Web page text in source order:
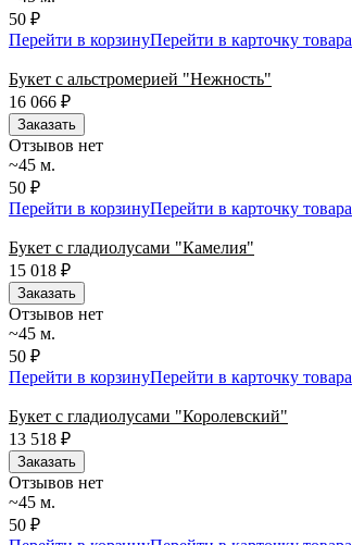
50 ₽
Перейти в корзинуПерейти в карточку товара
Букет с альстромерией "Нежность"
16 066 ₽
Заказать
Отзывов нет
~45 м.
50 ₽
Перейти в корзинуПерейти в карточку товара
Букет с гладиолусами "Камелия"
15 018 ₽
Заказать
Отзывов нет
~45 м.
50 ₽
Перейти в корзинуПерейти в карточку товара
Букет с гладиолусами "Королевский"
13 518 ₽
Заказать
Отзывов нет
~45 м.
50 ₽